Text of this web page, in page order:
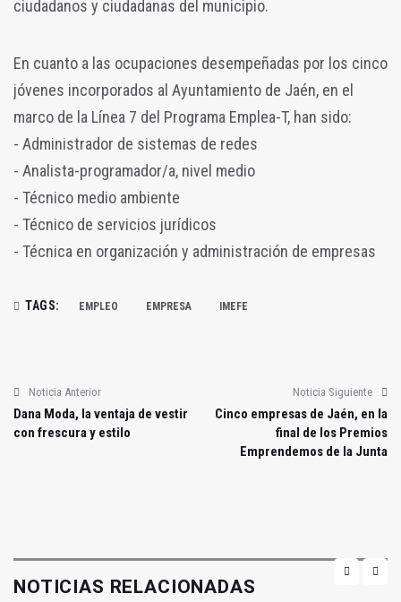
ciudadanos y ciudadanas del municipio.
En cuanto a las ocupaciones desempeñadas por los cinco
jóvenes incorporados al Ayuntamiento de Jaén, en el
marco de la Línea 7 del Programa Emplea-T, han sido:
- Administrador de sistemas de redes
- Analista-programador/a, nivel medio
- Técnico medio ambiente
- Técnico de servicios jurídicos
- Técnica en organización y administración de empresas
TAGS: EMPLEO EMPRESA IMEFE
Noticia Anterior
Dana Moda, la ventaja de vestir
con frescura y estilo
Noticia Siguiente
Cinco empresas de Jaén, en la
final de los Premios
Emprendemos de la Junta
NOTICIAS RELACIONADAS